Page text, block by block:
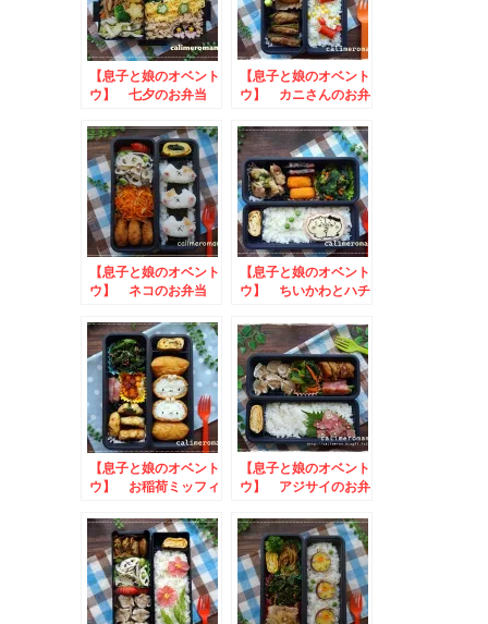
【息子と娘のオベント
ウ】 七夕のお弁当
【息子と娘のオベント
ウ】 カニさんのお弁
【息子と娘のオベント
ウ】 ネコのお弁当
【息子と娘のオベント
ウ】 ちいかわとハチ
【息子と娘のオベント
ウ】 お稲荷ミッフィ
【息子と娘のオベント
ウ】 アジサイのお弁